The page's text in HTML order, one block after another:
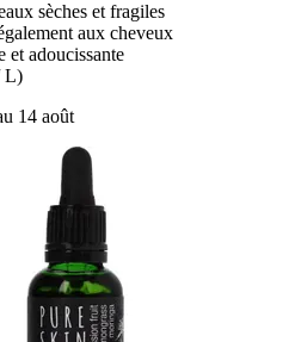
sèches et fragiles
aux cheveux
et adoucissante
L)
14 août